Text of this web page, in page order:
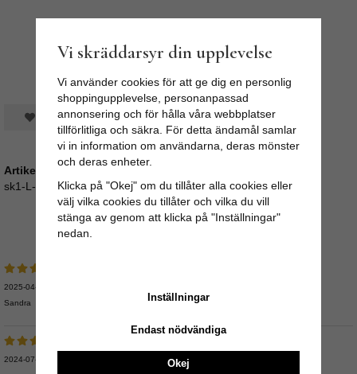
Spara som favorit
Artikelnummer:
sk1-L-SD
Medelbetyg /5 baserat på st röster.
2025-04-03
Sandra
2024-07-28
Vi skräddarsyr din upplevelse
Vi använder cookies för att ge dig en personlig
shoppingupplevelse, personanpassad
annonsering och för hålla våra webbplatser
tillförlitliga och säkra. För detta ändamål samlar
vi in information om användarna, deras mönster
och deras enheter.
Klicka på "Okej" om du tillåter alla cookies eller
välj vilka cookies du tillåter och vilka du vill
stänga av genom att klicka på "Inställningar"
nedan.
Inställningar
Endast nödvändiga
Okej